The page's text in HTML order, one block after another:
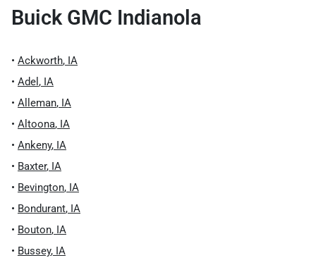
Buick GMC Indianola
• Ackworth, IA
• Adel , IA
• Alleman, IA
• Altoona, IA
• Ankeny, IA
• Baxter, IA
• Bevington, IA
• Bondurant, IA
• Bouton, IA
• Bussey, IA